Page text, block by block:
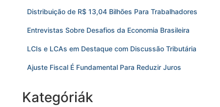
Distribuição de R$ 13,04 Bilhões Para Trabalhadores
Entrevistas Sobre Desafios da Economia Brasileira
LCIs e LCAs em Destaque com Discussão Tributária
Ajuste Fiscal É Fundamental Para Reduzir Juros
Kategóriák